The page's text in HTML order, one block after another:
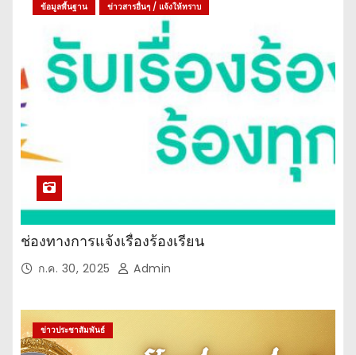
ข้อมูลพื้นฐาน ข่าวสารอื่นๆ / แจ้งให้ทราบ
ช่องทางการแจ้งเรื่องร้องเรียน
ก.ค. 30, 2025 Admin
ข่าวประชาสัมพันธ์